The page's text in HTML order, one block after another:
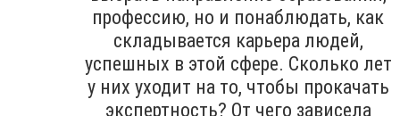
профессию, но и понаблюдать, как
складывается карьера людей,
успешных в этой сфере. Сколько лет
у них уходит на то, чтобы прокачать
экспертность? От чего зависела